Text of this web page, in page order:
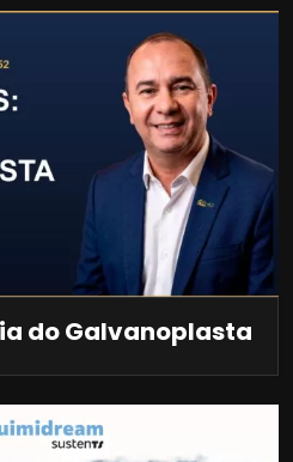
do Galvanoplasta